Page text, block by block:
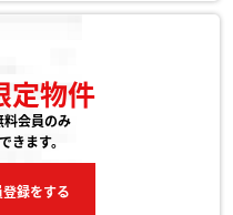
定物件
料会員のみ
きます。
録をする